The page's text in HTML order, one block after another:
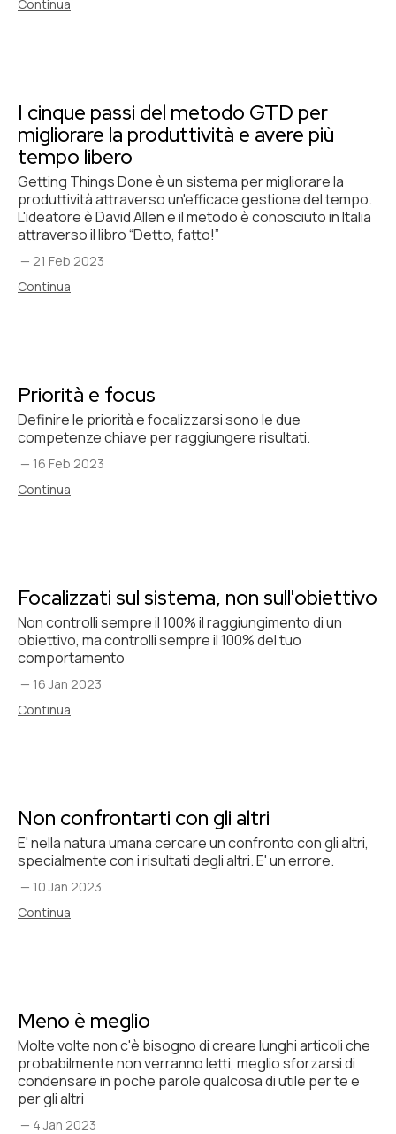
Continua
I cinque passi del metodo GTD per
migliorare la produttività e avere più
tempo libero
Getting Things Done è un sistema per migliorare la
produttività attraverso un'efficace gestione del tempo.
L'ideatore è David Allen e il metodo è conosciuto in Italia
attraverso il libro “Detto, fatto!”
— 21 Feb 2023
Continua
Priorità e focus
Definire le priorità e focalizzarsi sono le due
competenze chiave per raggiungere risultati.
— 16 Feb 2023
Continua
Focalizzati sul sistema, non sull'obiettivo
Non controlli sempre il 100% il raggiungimento di un
obiettivo, ma controlli sempre il 100% del tuo
comportamento
— 16 Jan 2023
Continua
Non confrontarti con gli altri
E' nella natura umana cercare un confronto con gli altri,
specialmente con i risultati degli altri. E' un errore.
— 10 Jan 2023
Continua
Meno è meglio
Molte volte non c'è bisogno di creare lunghi articoli che
probabilmente non verranno letti, meglio sforzarsi di
condensare in poche parole qualcosa di utile per te e
per gli altri
— 4 Jan 2023